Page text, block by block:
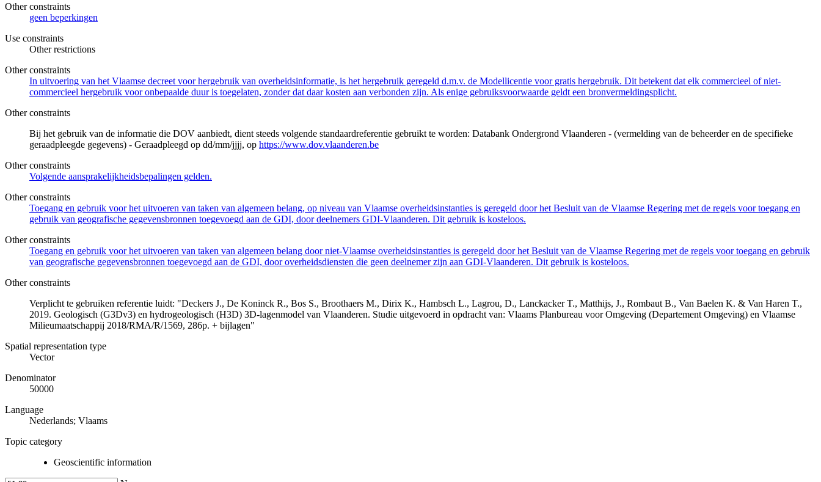
Other constraints
geen beperkingen
Use constraints
Other restrictions
Other constraints
In uitvoering van het Vlaamse decreet voor hergebruik van overheidsinformatie, is het hergebruik geregeld d.m.v. de Modellicentie voor gratis hergebruik. Dit betekent dat elk commercieel of niet-
commercieel hergebruik voor onbepaalde duur is toegelaten, zonder dat daar kosten aan verbonden zijn. Als enige gebruiksvoorwaarde geldt een bronvermeldingsplicht.
Other constraints
Bij het gebruik van de informatie die DOV aanbiedt, dient steeds volgende standaardreferentie gebruikt te worden: Databank Ondergrond Vlaanderen - (vermelding van de beheerder en de specifieke
geraadpleegde gegevens) - Geraadpleegd op dd/mm/jjjj, op https://www.dov.vlaanderen.be
Other constraints
Volgende aansprakelijkheidsbepalingen gelden.
Other constraints
Toegang en gebruik voor het uitvoeren van taken van algemeen belang, op niveau van Vlaamse overheidsinstanties is geregeld door het Besluit van de Vlaamse Regering met de regels voor toegang en
gebruik van geografische gegevensbronnen toegevoegd aan de GDI, door deelnemers GDI-Vlaanderen. Dit gebruik is kosteloos.
Other constraints
Toegang en gebruik voor het uitvoeren van taken van algemeen belang door niet-Vlaamse overheidsinstanties is geregeld door het Besluit van de Vlaamse Regering met de regels voor toegang en gebruik
van geografische gegevensbronnen toegevoegd aan de GDI, door overheidsdiensten die geen deelnemer zijn aan GDI-Vlaanderen. Dit gebruik is kosteloos.
Other constraints
Verplicht te gebruiken referentie luidt: "Deckers J., De Koninck R., Bos S., Broothaers M., Dirix K., Hambsch L., Lagrou, D., Lanckacker T., Matthijs, J., Rombaut B., Van Baelen K. & Van Haren T.,
2019. Geologisch (G3Dv3) en hydrogeologisch (H3D) 3D-lagenmodel van Vlaanderen. Studie uitgevoerd in opdracht van: Vlaams Planbureau voor Omgeving (Departement Omgeving) en Vlaamse
Milieumaatschappij 2018/RMA/R/1569, 286p. + bijlagen"
Spatial representation type
Vector
Denominator
50000
Language
Nederlands; Vlaams
Topic category
Geoscientific information